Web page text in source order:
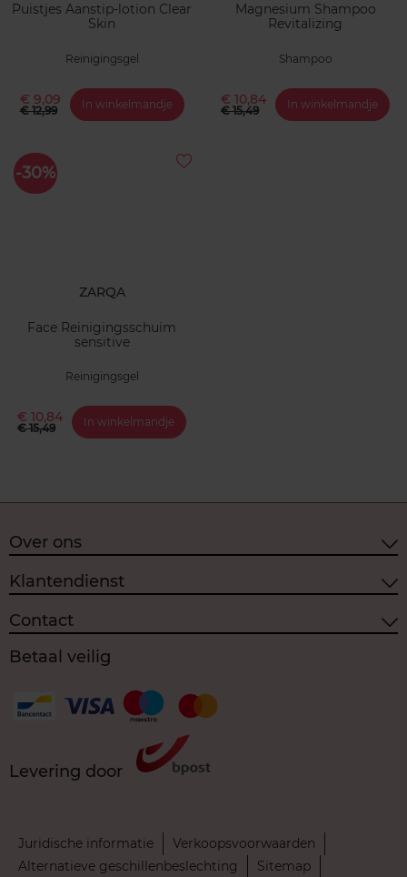
Puistjes Aanstip-lotion Clear
Skin
Reinigingsgel
€ 9,09
€ 12,99 In winkelmandje
Magnesium Shampoo
Revitalizing
Shampoo
€ 10,84
€ 15,49 In winkelmandje
-30%
ZARQA
Face Reinigingsschuim
sensitive
Reinigingsgel
€ 10,84
€ 15,49 In winkelmandje
Over ons
Klantendienst
Contact
Betaal veilig
Levering door
Juridische informatie
Verkoopsvoorwaarden
Alternatieve geschillenbeslechting
Sitemap